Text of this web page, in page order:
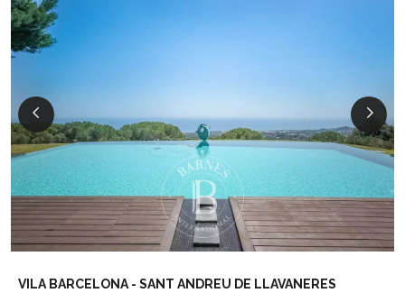
VILA BARCELONA - SANT ANDREU DE LLAVANERES